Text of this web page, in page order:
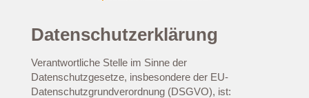
Datenschutzerklärung
Verantwortliche Stelle im Sinne der
Datenschutzgesetze, insbesondere der EU-
Datenschutzgrundverordnung (DSGVO), ist: